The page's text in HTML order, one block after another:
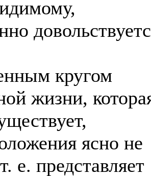
кругом
жизни,
ясно не
е. представляет